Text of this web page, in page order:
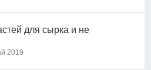
для сырка и не
2019